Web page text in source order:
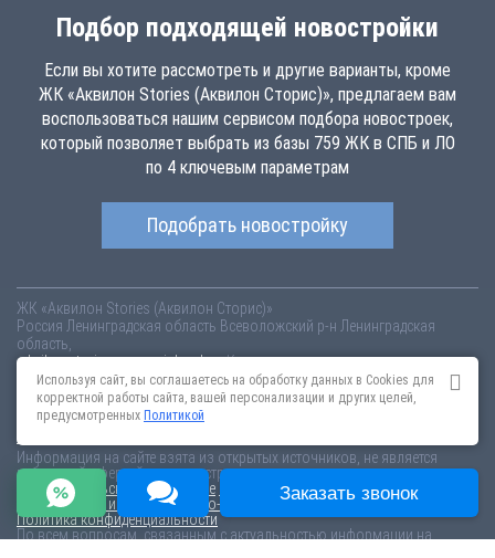
Подбор подходящей новостройки
Если вы хотите рассмотреть и другие варианты, кроме
ЖК «Аквилон Stories (Аквилон Сторис)», предлагаем вам
воспользоваться нашим сервисом подбора новостроек,
который позволяет выбрать из базы 759 ЖК в СПБ и ЛО
по 4 ключевым параметрам
Подобрать новостройку
ЖК «Аквилон Stories (Аквилон Сторис)»
Россия Ленинградская область Всеволожский р-н Ленинградская
область,
akvilon-stories.novopoisk.spb.ruКупить квартиру в новом жилом
комплексе «Аквилон Stories (Аквилон Сторис)» от «Аквилон Групп» в
Кудрове. Квартиры различных планировок от 4.67 млн рублей!
Информация на сайте взята из открытых источников, не является
публичной офертой и распространяется для ознакомления.
Пользовательское соглашение
Соглашение о размещении
Пояснение об информационно-рекламном характере сведений
Политика конфиденциальности
По всем вопросам, связанным с актуальностью информации на
Используя сайт, вы соглашаетесь на обработку данных в Cookies для
корректной работы сайта, вашей персонализации и других целей,
предусмотренных Политикой
Заказать звонок